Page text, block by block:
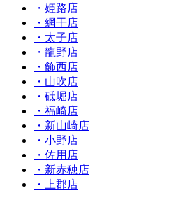
・姫路店
・網干店
・太子店
・龍野店
・飾西店
・山吹店
・砥堀店
・福崎店
・新山崎店
・小野店
・佐用店
・新赤穂店
・上郡店